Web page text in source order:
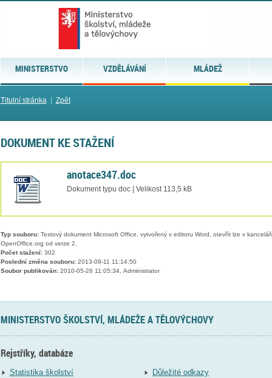
MINISTERSTVO VZDĚLÁVÁNÍ MLÁDEŽ
Titulní stránka| Zpět
DOKUMENT KE STAŽENÍ
anotace347.doc
Dokument typu doc | Velikost 113,5 kB
Typ souboru:Textový dokument Microsoft Office, vytvořený v editoru Word, otevřít lze v
OpenOffice.org od verze 2.
Počet stažení:302
Poslední změna souboru:2013-09-11 11:14:50
Soubor publikován:2010-05-26 11:05:34, Administrator
MINISTERSTVO ŠKOLSTVÍ, MLÁDEŽE A TĚLOVÝCHOVY
Rejstříky, databáze
Statistika školství
Důležité odkazy